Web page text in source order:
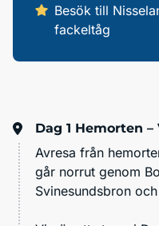
Besök till
fackeltåg
Dag 1 Hemorten –
Avresa från
går norrut genom
Svinesundsbron